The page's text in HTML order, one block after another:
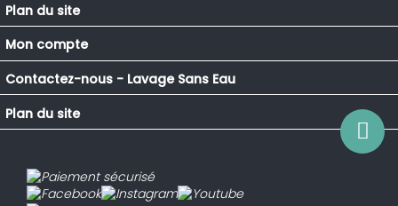
Plan du site
Mon compte
Contactez-nous - Lavage Sans Eau
Plan du site